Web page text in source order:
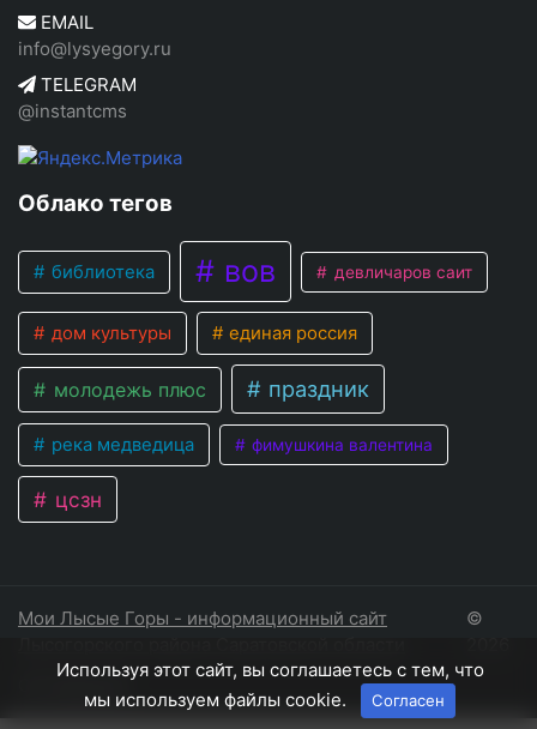
EMAIL
info@lysyegory.ru
TELEGRAM
@instantcms
Облако тегов
библиотека вов девличаров саит
дом культуры единая россия
молодежь плюс праздник
река медведица фимушкина валентина
цсзн
Мои Лысые Горы - информационный сайт
©
Соглашение
Используя этот сайт, вы соглашаетесь с тем, что
мы используем файлы cookie.
Согласен